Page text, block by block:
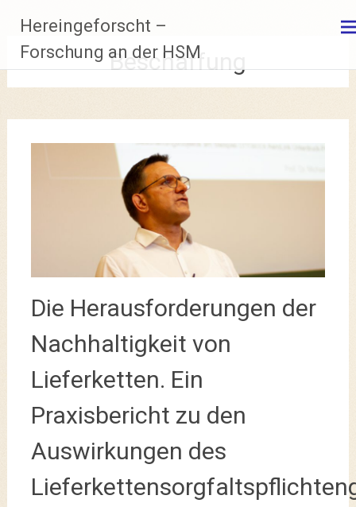
Inhalt
springen
Hereingeforscht –
Forschung an der HSM
Beschaffung
Die Herausforderungen der
Nachhaltigkeit von
Lieferketten. Ein
Praxisbericht zu den
Auswirkungen des